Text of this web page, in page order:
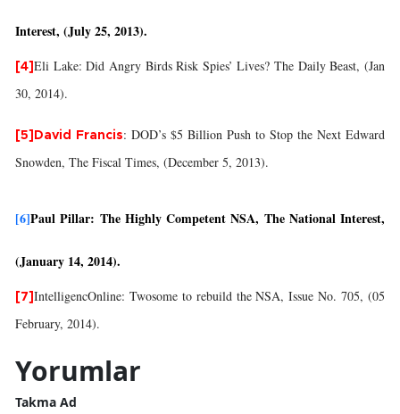
Interest, (July 25, 2013).
[4] Eli Lake: Did Angry Birds Risk Spies’ Lives? The Daily Beast, (Jan
30, 2014).
[5] David Francis: DOD’s $5 Billion Push to Stop the Next Edward
Snowden, The Fiscal Times, (December 5, 2013).
[6]Paul Pillar: The Highly Competent NSA, The National Interest,
(January 14, 2014).
[7] IntelligencOnline: Twosome to rebuild the NSA, Issue No. 705, (05
February, 2014).
Yorumlar
Takma Ad